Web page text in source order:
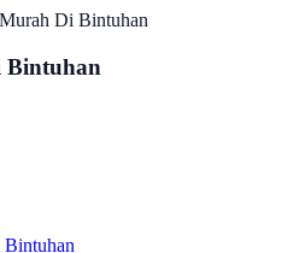
Di Bintuhan
Bintuhan
Bintuhan